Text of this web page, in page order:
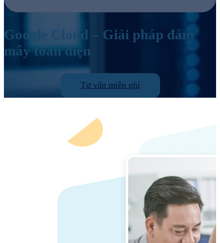
Google Cloud – Giải pháp đám
mây toàn diện
Tư vấn miễn phí